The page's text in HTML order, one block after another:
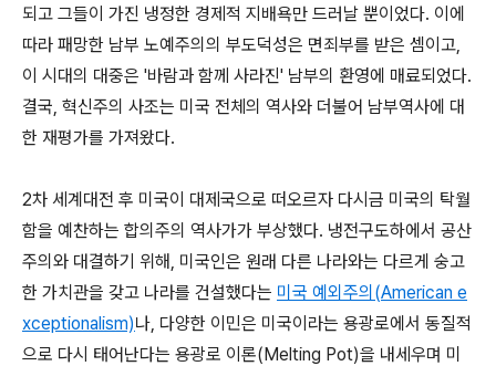
되고 그들이 가진 냉정한 경제적 지배욕만 드러날 뿐이었다. 이에
따라 패망한 남부 노예주의의 부도덕성은 면죄부를 받은 셈이고,
이 시대의 대중은 '바람과 함께 사라진' 남부의 환영에 매료되었다.
결국, 혁신주의 사조는 미국 전체의 역사와 더불어 남부역사에 대
한 재평가를 가져왔다.
2차 세계대전 후 미국이 대제국으로 떠오르자 다시금 미국의 탁월
함을 예찬하는 합의주의 역사가가 부상했다. 냉전구도하에서 공산
주의와 대결하기 위해, 미국인은 원래 다른 나라와는 다르게 숭고
한 가치관을 갖고 나라를 건설했다는 미국 예외주의(American e
xceptionalism)나, 다양한 이민은 미국이라는 용광로에서 동질적
으로 다시 태어난다는 용광로 이론(Melting Pot)을 내세우며 미